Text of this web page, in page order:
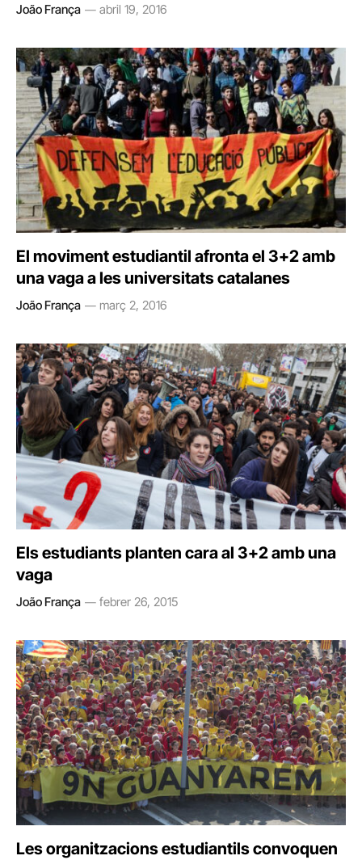
João França abril 19, 2016
El moviment estudiantil afronta el 3+2 amb
una vaga a les universitats catalanes
João França març 2, 2016
Els estudiants planten cara al 3+2 amb una
vaga
João França febrer 26, 2015
Les organitzacions estudiantils convoquen